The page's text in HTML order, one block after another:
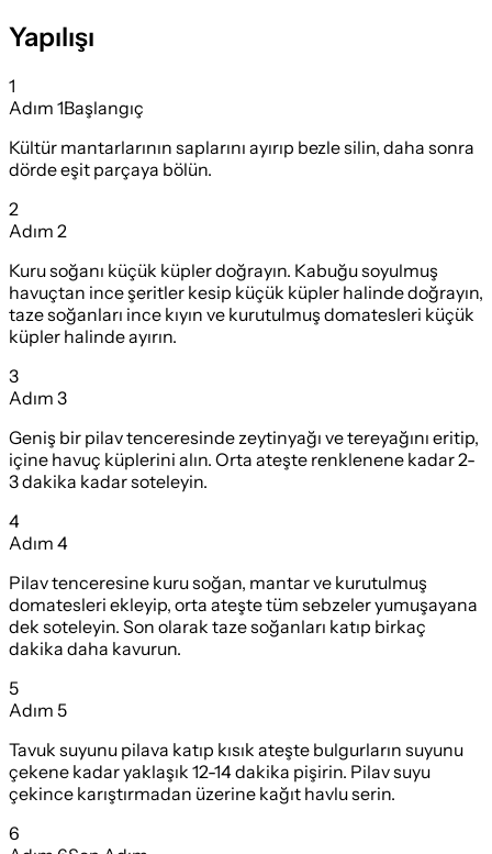
Yapılışı
1
Adım 1Başlangıç
Kültür mantarlarının saplarını ayırıp bezle silin, daha sonra
dörde eşit parçaya bölün.
2
Adım 2
Kuru soğanı küçük küpler doğrayın. Kabuğu soyulmuş
havuçtan ince şeritler kesip küçük küpler halinde doğrayın,
taze soğanları ince kıyın ve kurutulmuş domatesleri küçük
küpler halinde ayırın.
3
Adım 3
Geniş bir pilav tenceresinde zeytinyağı ve tereyağını eritip,
içine havuç küplerini alın. Orta ateşte renklenene kadar 2-
3 dakika kadar soteleyin.
4
Adım 4
Pilav tenceresine kuru soğan, mantar ve kurutulmuş
domatesleri ekleyip, orta ateşte tüm sebzeler yumuşayana
dek soteleyin. Son olarak taze soğanları katıp birkaç
dakika daha kavurun.
5
Adım 5
Tavuk suyunu pilava katıp kısık ateşte bulgurların suyunu
çekene kadar yaklaşık 12-14 dakika pişirin. Pilav suyu
çekince karıştırmadan üzerine kağıt havlu serin.
6